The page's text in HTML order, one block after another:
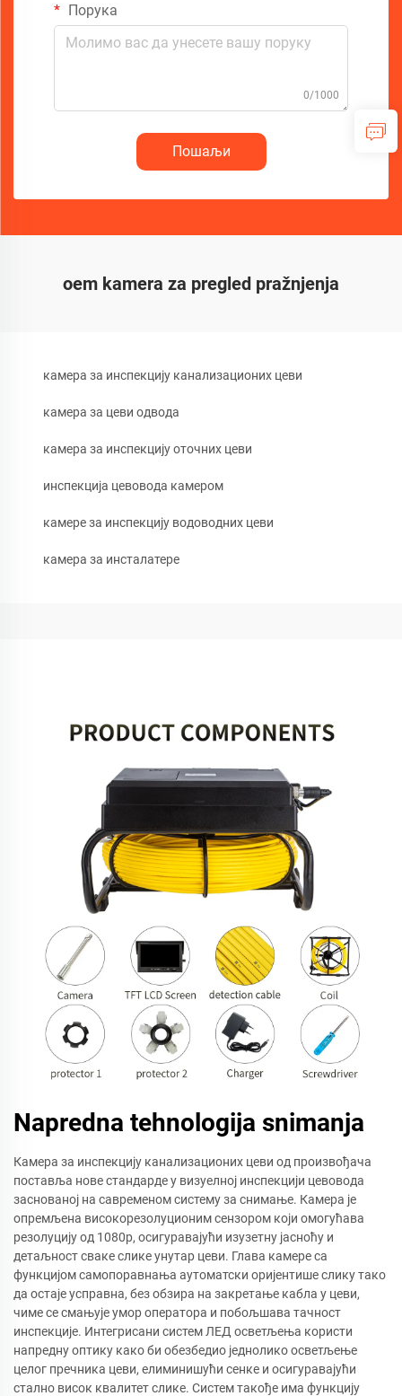
Порука
0/1000
Пошаљи
oem kamera za pregled pražnjenja
камера за инспекцију канализационих цеви
камера за цеви одвода
камера за инспекцију оточних цеви
инспекција цевовода камером
камере за инспекцију водоводних цеви
камера за инсталатере
Napredna tehnologija snimanja
Камера за инспекцију канализационих цеви од произвођача
поставља нове стандарде у визуелној инспекцији цевовода
заснованој на савременом систему за снимање. Камера је
опремљена високорезолуционим сензором који омогућава
резолуцију од 1080p, осигуравајући изузетну јасноћу и
детаљност сваке слике унутар цеви. Глава камере са
функцијом самопоравнања аутоматски оријентише слику тако
да остаје усправна, без обзира на закретање кабла у цеви,
чиме се смањује умор оператора и побољшава тачност
инспекције. Интегрисани систем ЛЕД осветљења користи
напредну оптику како би обезбедио једнолико осветљење
целог пречника цеви, елиминишући сенке и осигуравајући
стално висок квалитет слике. Систем такође има функцију